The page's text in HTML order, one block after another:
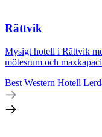
Rättvik
Mysigt hotell i Rättvik
mötesrum och
Best Western Hotell